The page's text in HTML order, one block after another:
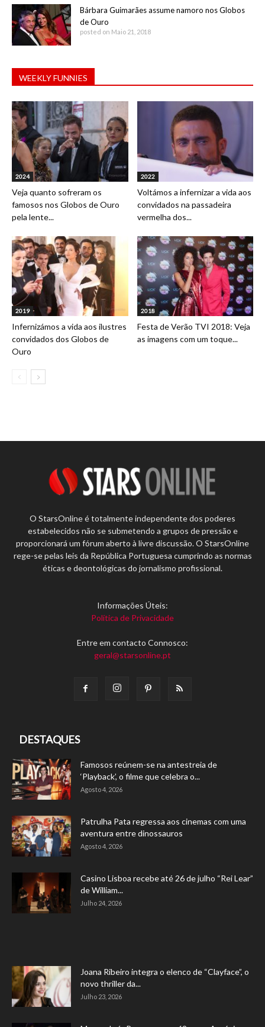
Bárbara Guimarães assume namoro nos Globos
de Ouro
posted on Maio 21, 2018
WEEKLY FUNNIES
2024
Veja quanto sofreram os
famosos nos Globos de Ouro
pela lente...
2022
Voltámos a infernizar a vida aos
convidados na passadeira
vermelha dos...
2019
Infernizámos a vida aos ilustres
convidados dos Globos de
Ouro
2018
Festa de Verão TVI 2018: Veja
as imagens com um toque...
O StarsOnline é totalmente independente dos poderes
estabelecidos não se submetendo a grupos de pressão e
proporcionará um fórum aberto à livre discussão. O StarsOnline
rege-se pelas leis da República Portuguesa cumprindo as normas
éticas e deontológicas do jornalismo profissional.
Informações Úteis:
Política de Privacidade
Entre em contacto Connosco:
geral@starsonline.pt
DESTAQUES
Famosos reúnem-se na antestreia de
‘Playback’, o filme que celebra o...
Agosto 4, 2026
Patrulha Pata regressa aos cinemas com uma
aventura entre dinossauros
Agosto 4, 2026
Casino Lisboa recebe até 26 de julho “Rei Lear”
de William...
Julho 24, 2026
Joana Ribeiro integra o elenco de “Clayface”, o
novo thriller da...
Julho 23, 2026